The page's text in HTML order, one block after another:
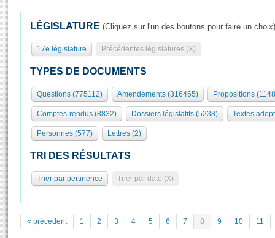
Présidence
577 députés
Groupes politiques
Élections législatives
Séance publique
Commissions et autres organes
Europe et International
Contrôle et évaluation
Congrès
Pétitions
Documents parlementaires
Rôle et pouvoirs de l'Assemblée
Organisation de l'Assemblée
Présidence Conférence des Présidents Bureau Collège des
Statistiques et chiffres clés
Transparence et déontologie
Visiter l'Assemblée
Visite virtuelle du palais Bourbon
Assister à une séance
Accès des chercheurs à l’Assemblée
Les évènements
Les archives
LÉGISLATURE (Cliquez sur l'un des boutons pour faire un choix)
17e législature Précédentes législatures (X)
TYPES DE DOCUMENTS
Questions (775112) Amendements (316465) Propositions
Comptes-rendus (8832) Dossiers législatifs (5238) Textes
Personnes (577) Lettres (2)
TRI DES RÉSULTATS
Trier par pertinence Trier par date (X)
« précedent 1 2 3 4 5 6 7 8 9 10 11